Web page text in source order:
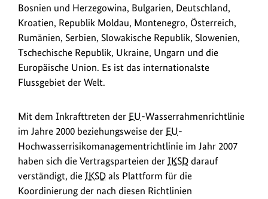
Bosnien und Herzegowina, Bulgarien, Deutschland,
Kroatien, Republik Moldau, Montenegro, Österreich,
Rumänien, Serbien, Slowakische Republik, Slowenien,
Tschechische Republik, Ukraine, Ungarn und die
Europäische Union. Es ist das internationalste
Flussgebiet der Welt.
Mit dem Inkrafttreten der EU-Wasserrahmenrichtlinie
im Jahre 2000 beziehungsweise der EU-
Hochwasserrisikomanagementrichtlinie im Jahr 2007
haben sich die Vertragsparteien der IKSD darauf
verständigt, die IKSD als Plattform für die
Koordinierung der nach diesen Richtlinien